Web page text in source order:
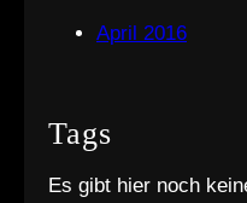
April 2016
Tags
Es gibt hier noch